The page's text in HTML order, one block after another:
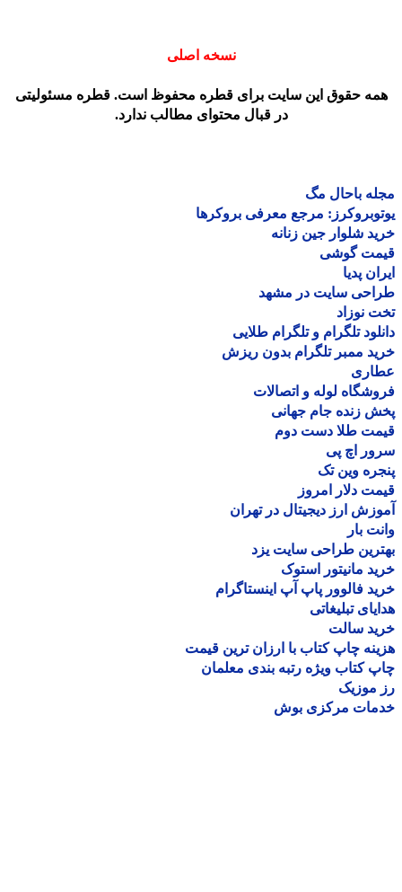
نسخه اصلی
حقوق این سایت برای قطره محفوظ است. قطره مسئولیتی
در قبال محتوای مطالب ندارد.
باحال مگ
مرجع معرفی بروکرها
شلوار جین زنانه
گوشی
پدیا
سایت در مشهد
نوزاد
تلگرام و تلگرام طلایی
ممبر تلگرام بدون ریزش
لوله و اتصالات
زنده جام جهانی
طلا دست دوم
اچ پی
وین تک
دلار امروز
ارز دیجیتال در تهران
بار
طراحی سایت یزد
مانیتور استوک
فالوور پاپ آپ اینستاگرام
تبلیغاتی
سالت
چاپ کتاب با ارزان ترین قیمت
کتاب ویژه رتبه بندی معلمان
موزیک
مرکزی بوش